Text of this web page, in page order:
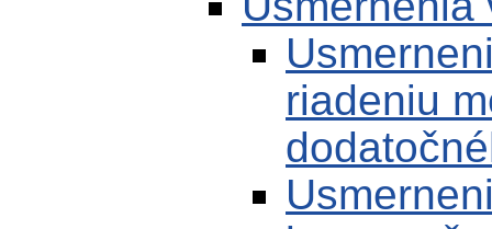
riadeniu